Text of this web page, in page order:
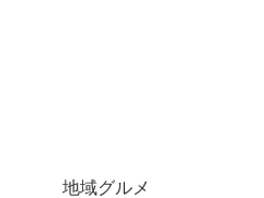
地域グルメ